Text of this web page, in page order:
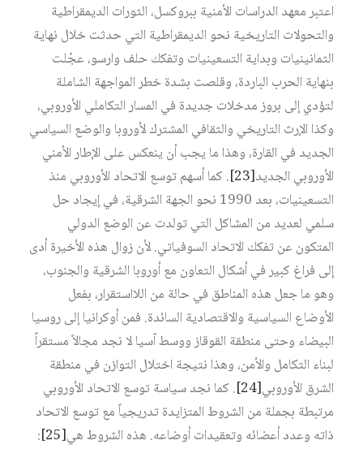
اعتبر معهد الدراسات الأمنية ببروكسل، الثورات الديمقراطية
والتحولات التاريخية نحو الديمقراطية التي حدثت خلال نهاية
الثمانينيات وبداية التسعينيات وتفكك حلف وارسو، عجّلت
بنهاية الحرب الباردة، وقلصت بشدة خطر المواجهة الشاملة
لتؤدي إلى بروز مدخلات جديدة في المسار التكاملي الأوروبي،
وكذا الإرث التاريخي والثقافي المشترك لأوروبا والوضع السياسي
الجديد في القارة، وهذا ما يجب أن ينعكس على الإطار الأمني
الأوروبي الجديد‏[23]
. كما أسهم توسع الاتحاد الأوروبي منذ
التسعينيات، بعد 1990 نحو الجهة الشرقية، في إيجاد حل
سلمي لعديد من المشاكل التي تولدت عن الوضع الدولي
المتكون عن تفكك الاتحاد السوفياتي. لأن زوال هذه الأخيرة أدى
إلى فراغ كبير في أشكال التعاون مع أوروبا الشرقية والجنوب،
وهو ما جعل هذه المناطق في حالة من اللااستقرار، بفعل
الأوضاع السياسية والاقتصادية السائدة. فمن أوكرانيا إلى روسيا
البيضاء وحتى منطقة القوقاز ووسط آسيا لا نجد مجالاً مستقراً
لبناء التكامل والأمن، وهذا نتيجة اختلال التوازن في منطقة
الشرق الأوروبي‏[24]
. كما نجد سياسة توسع الاتحاد الأوروبي
مرتبطة بجملة من الشروط المتزايدة تدريجياً مع توسع الاتحاد
ذاته وعدد أعضائه وتعقيدات أوضاعه. هذه الشروط هي‏[25]
: